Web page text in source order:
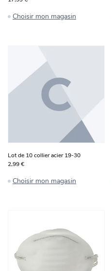
Choisir mon magasin
Lot de 10 collier acier 19-30
2,99 €
Choisir mon magasin